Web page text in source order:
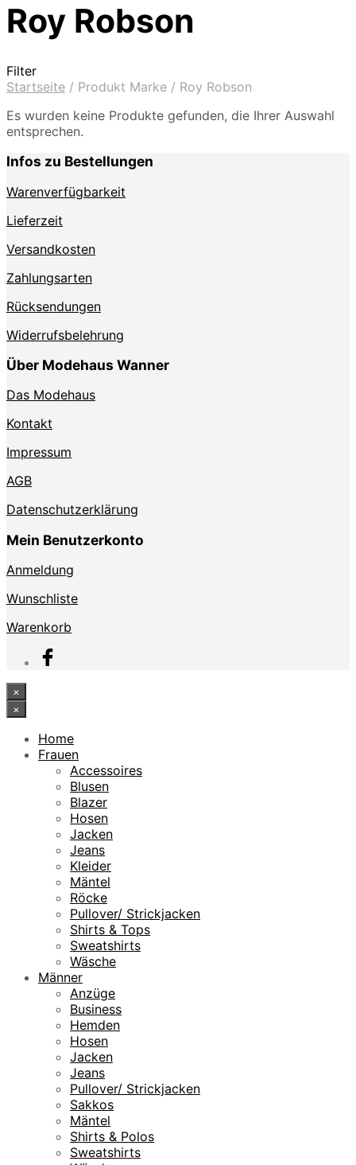
Roy Robson
Filter
Startseite / Produkt Marke / Roy Robson
Es wurden keine Produkte gefunden, die Ihrer Auswahl
entsprechen.
Infos zu Bestellungen
Warenverfügbarkeit
Lieferzeit
Versandkosten
Zahlungsarten
Rücksendungen
Widerrufsbelehrung
Über Modehaus Wanner
Das Modehaus
Kontakt
Impressum
AGB
Datenschutzerklärung
Mein Benutzerkonto
Anmeldung
Wunschliste
Warenkorb
×
×
Home
Frauen
Accessoires
Blusen
Blazer
Hosen
Jacken
Jeans
Kleider
Mäntel
Röcke
Pullover/ Strickjacken
Shirts & Tops
Sweatshirts
Wäsche
Männer
Anzüge
Business
Hemden
Hosen
Jacken
Jeans
Pullover/ Strickjacken
Sakkos
Mäntel
Shirts & Polos
Sweatshirts